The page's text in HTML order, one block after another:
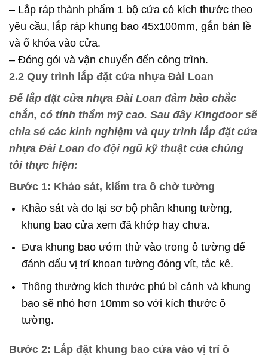
– Lắp ráp thành phẩm 1 bộ cửa có kích thước theo
yêu cầu, lắp ráp khung bao 45x100mm, gắn bản lề
và ổ khóa vào cửa.
– Đóng gói và vận chuyển đến công trình.
2.2 Quy trình lắp đặt cửa nhựa Đài Loan
Để lắp đặt cửa nhựa Đài Loan đảm bảo chắc
chắn, có tính thẩm mỹ cao. Sau đây Kingdoor sẽ
chia sẻ các kinh nghiệm và quy trình lắp đặt cửa
nhựa Đài Loan do đội ngũ kỹ thuật của chúng
tôi thực hiện:
Bước 1: Khảo sát, kiểm tra ô chờ tường
Khảo sát và đo lại sơ bộ phần khung tường,
khung bao cửa xem đã khớp hay chưa.
Đưa khung bao ướm thử vào trong ô tường để
đánh dấu vị trí khoan tường đóng vít, tắc kê.
Thông thường kích thước phủ bì cánh và khung
bao sẽ nhỏ hơn 10mm so với kích thước ô
tường.
Bước 2: Lắp đặt khung bao cửa vào vị trí ô